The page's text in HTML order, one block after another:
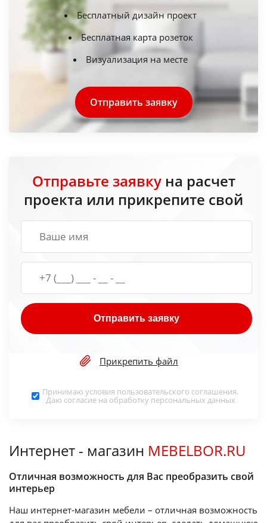
Бесплатный дизайн проект
Бесплатная карта розеток
Визуализация на месте
Отправить заявку
Отправьте заявкуна расчет
проекта или прикрепите свой
Отправить заявку
Прикрепить файл
Принимаю условия пользовательского соглашения.
Даю согласие на обработку персональных данных
Интернет - магазин MEBELBOR.RU
Отличная возможность для Вас преобразить свой
интерьер
Наш интернет-магазин мебели – отличная возможность